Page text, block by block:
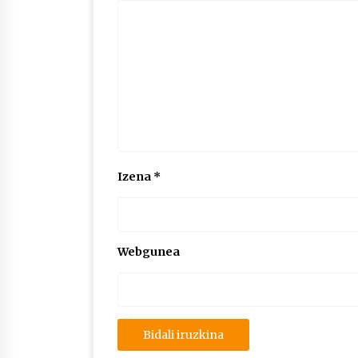
Izena *
Webgunea